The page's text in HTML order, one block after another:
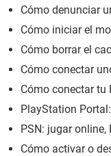
Cómo denunciar
Cómo iniciar el
Cómo borrar el
Cómo conectar
Cómo conectar tu
PlayStation
PSN: jugar online,
Cómo activar o